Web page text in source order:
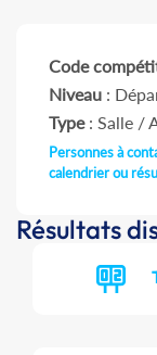
Code
Niveau :
Type: Salle /
Personnes à
calendrier ou
Résultats